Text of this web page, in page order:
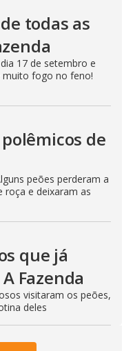
todas as
17 de setembro e
fogo no feno!
de
peões perderam a
e deixaram as
que já
Fazenda
visitaram os peões,
deles